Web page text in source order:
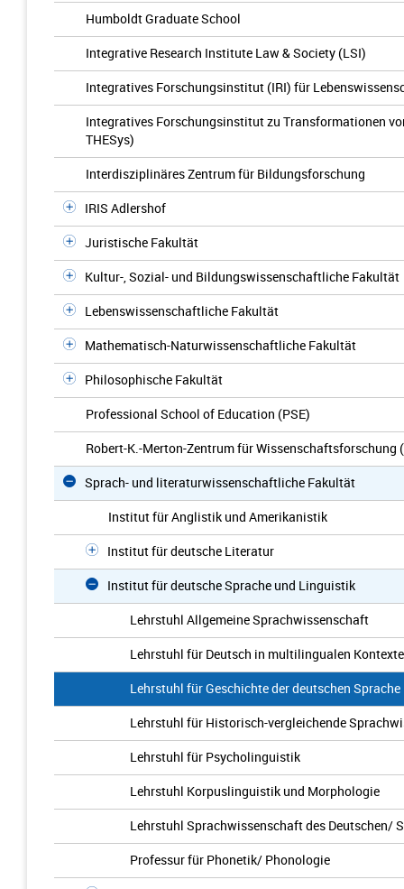
Humboldt Graduate School
Integrative Research Institute Law & Society (LSI)
Integratives Forschungsinstitut (IRI) für
Integratives Forschungsinstitut zu Transformationen
THESys)
Interdisziplinäres Zentrum für Bildungsforschung
IRIS Adlershof
Juristische Fakultät
Kultur-, Sozial- und Bildungswissenschaftliche Fakultät
Lebenswissenschaftliche Fakultät
Mathematisch-Naturwissenschaftliche Fakultät
Philosophische Fakultät
Professional School of Education (PSE)
Robert-K.-Merton-Zentrum für Wissenschaftsforschung
Sprach- und literaturwissenschaftliche Fakultät
Institut für Anglistik und Amerikanistik
Institut für deutsche Literatur
Institut für deutsche Sprache und Linguistik
Lehrstuhl Allgemeine Sprachwissenschaft
Lehrstuhl für Deutsch in multilingualen
Lehrstuhl für Geschichte der deutschen Sprache
Lehrstuhl für Historisch-vergleichende
Lehrstuhl für Psycholinguistik
Lehrstuhl Korpuslinguistik und Morphologie
Lehrstuhl Sprachwissenschaft des Deutschen/
Professur für Phonetik/ Phonologie